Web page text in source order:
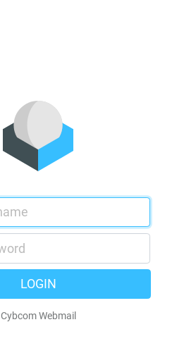
LOGIN
Cybcom Webmail